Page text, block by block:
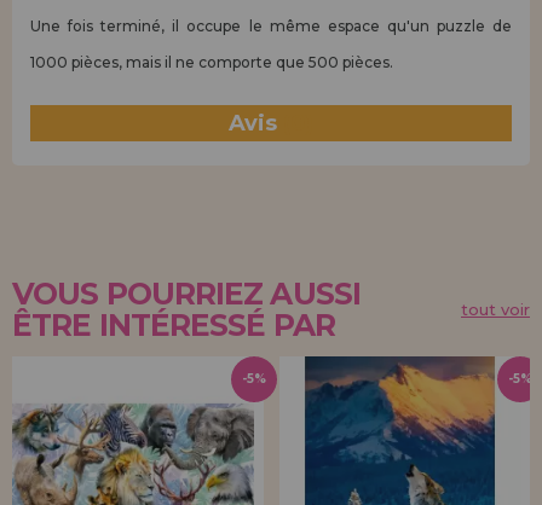
Une fois terminé, il occupe le même espace qu'un puzzle de
1000 pièces, mais il ne comporte que 500 pièces.
Avis
VOUS POURRIEZ AUSSI
ÊTRE INTÉRESSÉ PAR
tout voir
-5% -5%